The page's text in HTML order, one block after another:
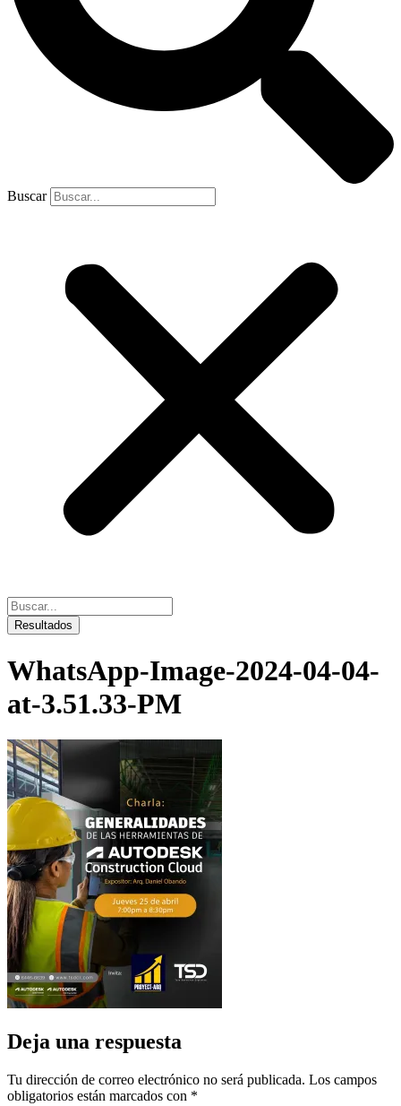
Buscar
Search
...Resultados
WhatsApp-Image-2024-04-04-
at-3.51.33-PM
Deja una respuesta
Tu dirección de correo electrónico no será publicada. Los campos
obligatorios están marcados con *